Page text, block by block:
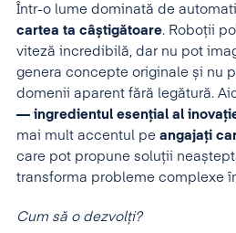
Într-o lume dominată de
cartea ta câștigătoare. Roboții
viteză incredibilă, dar nu pot
genera concepte originale și nu
domenii aparent fără legătură.
— ingredientul esențial al
mai mult accentul pe angajați
care pot propune soluții
transforma probleme complexe
Cum să o dezvolți?